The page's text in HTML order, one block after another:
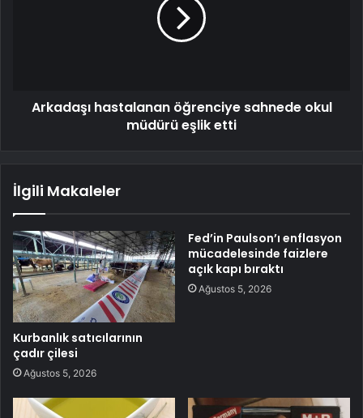
Arkadaşı hastalanan öğrenciye sahnede okul
müdürü eşlik etti
İlgili Makaleler
Kurbanlık satıcılarının
çadır çilesi
Ağustos 5, 2026
Fed’in Paulson’ı enflasyon
mücadelesinde faizlere
açık kapı bıraktı
Ağustos 5, 2026